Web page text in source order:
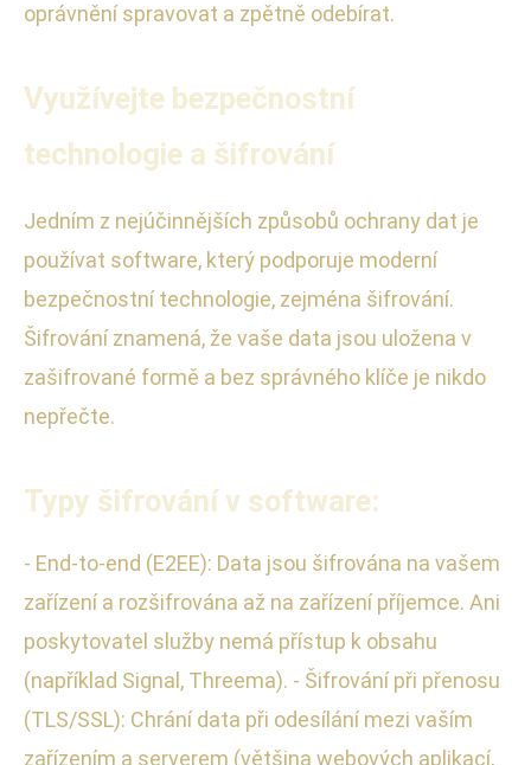
oprávnění spravovat a zpětně odebírat.
Využívejte bezpečnostní
technologie a šifrování
Jedním z nejúčinnějších způsobů ochrany dat je
používat software, který podporuje moderní
bezpečnostní technologie, zejména šifrování.
Šifrování znamená, že vaše data jsou uložena v
zašifrované formě a bez správného klíče je nikdo
nepřečte.
Typy šifrování v software:
- End-to-end (E2EE): Data jsou šifrována na vašem
zařízení a rozšifrována až na zařízení příjemce. Ani
poskytovatel služby nemá přístup k obsahu
(například Signal, Threema). - Šifrování při přenosu
(TLS/SSL): Chrání data při odesílání mezi vaším
zařízením a serverem (většina webových aplikací,